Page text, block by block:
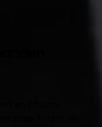
en Bitcoin-
zoals Trezor, de